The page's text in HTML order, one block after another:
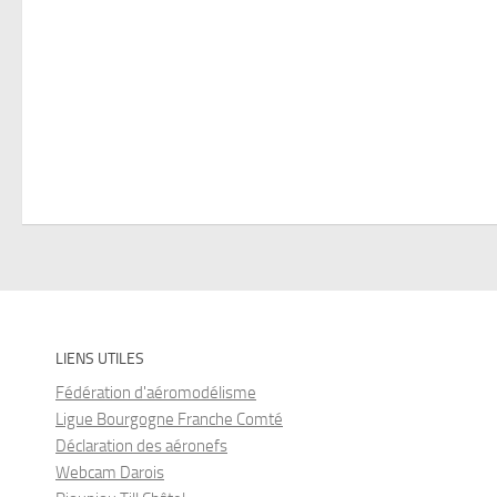
LIENS UTILES
Fédération d'aéromodélisme
Ligue Bourgogne Franche Comté
Déclaration des aéronefs
Webcam Darois